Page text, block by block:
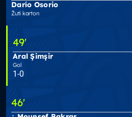
Darío Osorio
Žuti karton
49'
Aral Şimşir
Gol
1-0
46'